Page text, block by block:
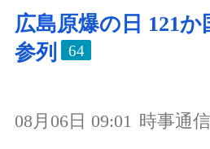
広島原爆の日 121か
参列
64
08月06日 09:01 時事通